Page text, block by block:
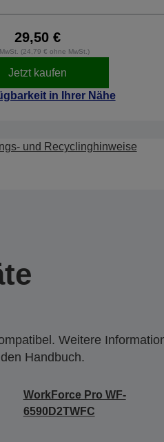
29,50 €
(24,79 € ohne MwSt.)
Jetzt kaufen
in Ihrer Nähe
und Recyclinghinweise
Weitere
Handbuch.
WorkForce Pro WF-
6590D2TWFC